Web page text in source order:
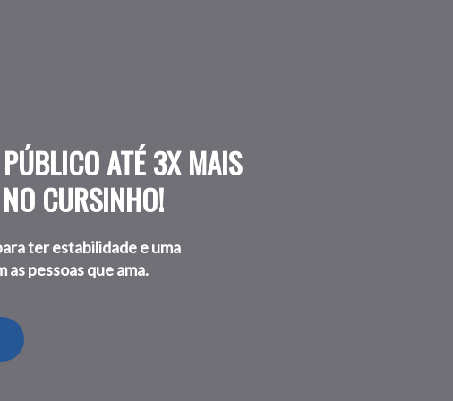
ATÉ 3X MAIS
CURSINHO!
ter estabilidade e uma
pessoas que ama.